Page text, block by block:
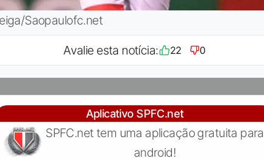
Saopaulofc.net
Avalie esta notícia: 22 0
Aplicativo SPFC.net
SPFC.net tem uma aplicação gratuita para
android!